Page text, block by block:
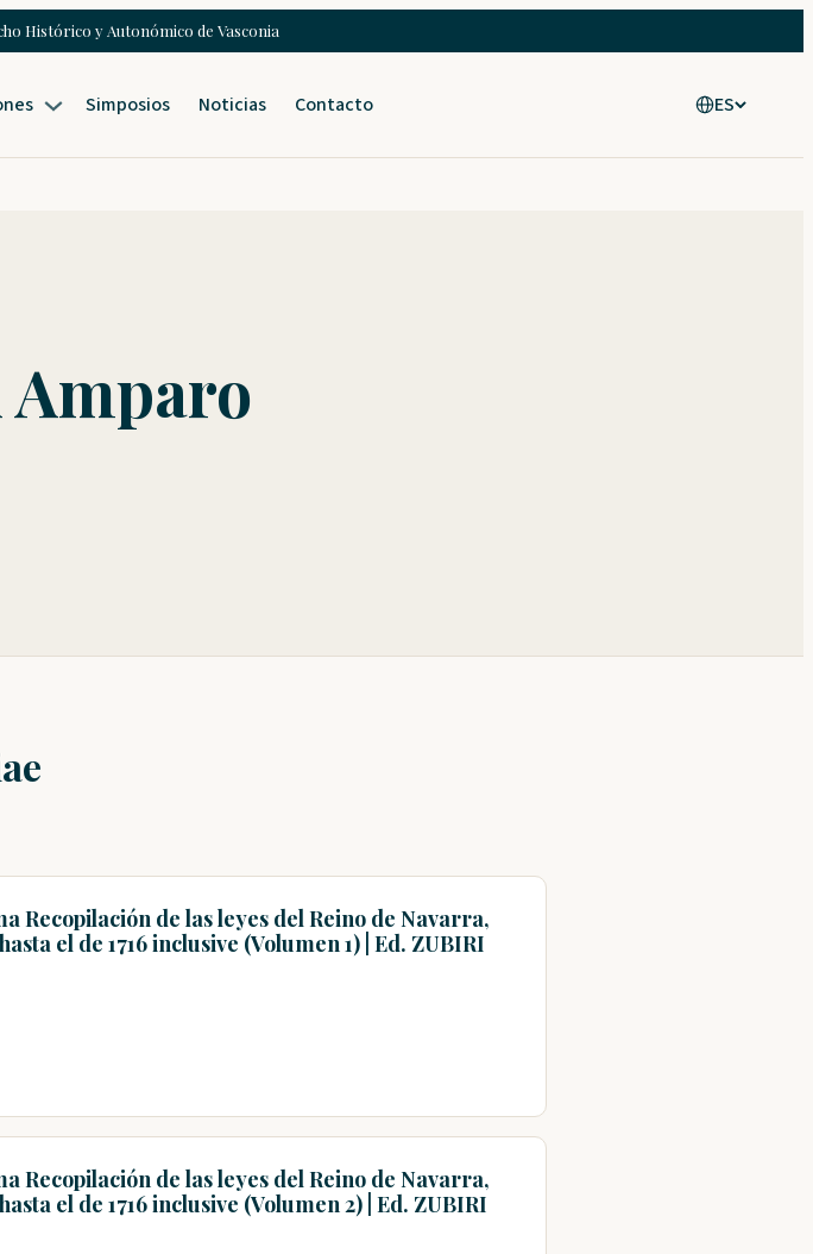
Histórico y Autonómico de Vasconia
Simposios Noticias Contacto ES
Amparo
Recopilación de las leyes del Reino de Navarra,
el de 1716 inclusive (Volumen 1) | Ed. ZUBIRI
Recopilación de las leyes del Reino de Navarra,
el de 1716 inclusive (Volumen 2) | Ed. ZUBIRI